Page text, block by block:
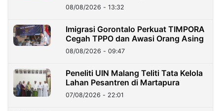
08/08/2026 - 13:32
Imigrasi Gorontalo Perkuat TIMPORA
Cegah TPPO dan Awasi Orang Asing
08/08/2026 - 09:47
Peneliti UIN Malang Teliti Tata Kelola
Lahan Pesantren di Martapura
07/08/2026 - 22:01